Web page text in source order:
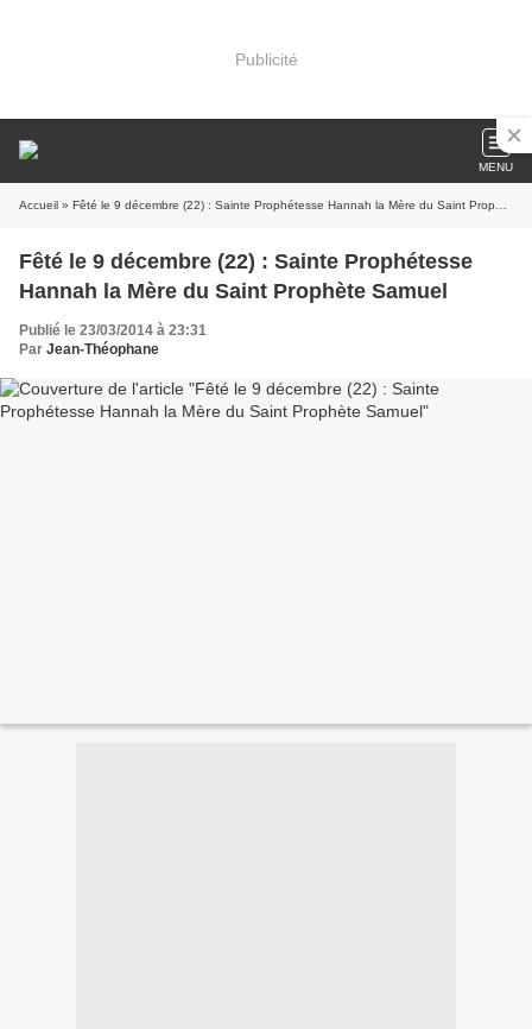
Publicité
MENU
Accueil » Fêté le 9 décembre (22) : Sainte Prophétesse Hannah la Mère du Saint Prophète Samuel
Fêté le 9 décembre (22) : Sainte Prophétesse
Hannah la Mère du Saint Prophète Samuel
Publié le 23/03/2014 à 23:31
Par Jean-Théophane